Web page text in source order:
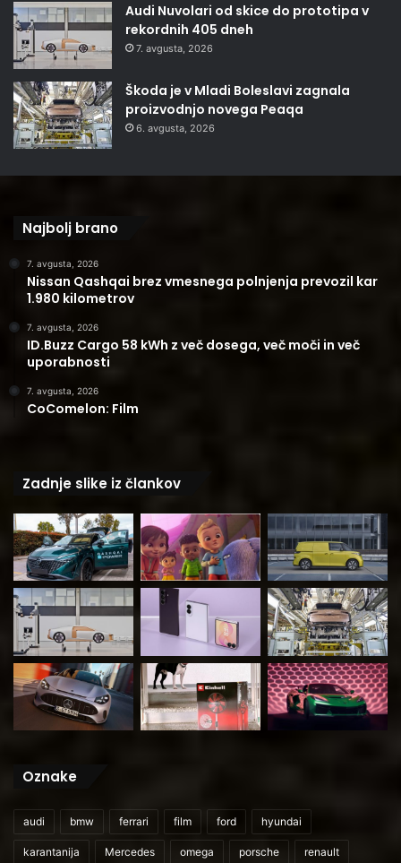
Audi Nuvolari od skice do prototipa v
rekordnih 405 dneh
7. avgusta, 2026
Škoda je v Mladi Boleslavi zagnala
proizvodnjo novega Peaqa
6. avgusta, 2026
Najbolj brano
7. avgusta, 2026
Nissan Qashqai brez vmesnega polnjenja prevozil kar
1.980 kilometrov
7. avgusta, 2026
ID.Buzz Cargo 58 kWh z več dosega, več moči in več
uporabnosti
7. avgusta, 2026
CoComelon: Film
Zadnje slike iz člankov
Oznake
audi bmw ferrari film ford hyundai
karantanija Mercedes omega porsche renault